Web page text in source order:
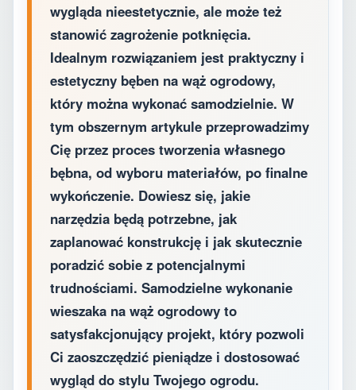
wygląda nieestetycznie, ale może też
stanowić zagrożenie potknięcia.
Idealnym rozwiązaniem jest praktyczny i
estetyczny bęben na wąż ogrodowy,
który można wykonać samodzielnie. W
tym obszernym artykule przeprowadzimy
Cię przez proces tworzenia własnego
bębna, od wyboru materiałów, po finalne
wykończenie. Dowiesz się, jakie
narzędzia będą potrzebne, jak
zaplanować konstrukcję i jak skutecznie
poradzić sobie z potencjalnymi
trudnościami. Samodzielne wykonanie
wieszaka na wąż ogrodowy to
satysfakcjonujący projekt, który pozwoli
Ci zaoszczędzić pieniądze i dostosować
wygląd do stylu Twojego ogrodu.